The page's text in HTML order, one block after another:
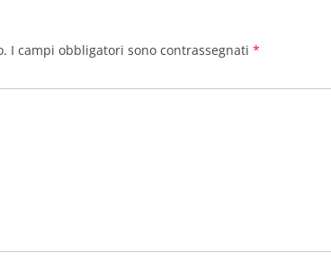
I campi obbligatori sono contrassegnati *